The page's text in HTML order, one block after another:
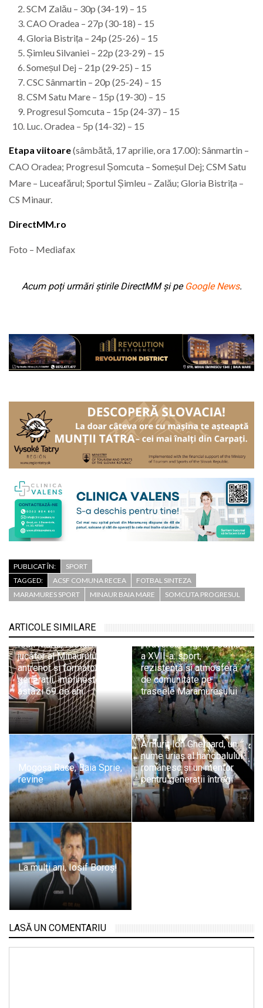
SCM Zalău – 30p (34-19) – 15
CAO Oradea – 27p (30-18) – 15
Gloria Bistrița – 24p (25-26) – 15
Șimleu Silvaniei – 22p (23-29) – 15
Someșul Dej – 21p (29-25) – 15
CSC Sânmartin – 20p (25-24) – 15
CSM Satu Mare – 15p (19-30) – 15
Progresul Șomcuta – 15p (24-37) – 15
Luc. Oradea – 5p (14-32) – 15
Etapa viitoare(sâmbătă, 17 aprilie, ora 17.00): Sânmartin –
CAO Oradea; Progresul Șomcuta – Someșul Dej; CSM Satu
Mare – Luceafărul; Sportul Șimleu – Zalău; Gloria Bistrița –
CS Minaur.
DirectMM.ro
Foto – Mediafax
Acum poți urmări știrile DirectMM și pe Google News.
PUBLICAT ÎN:
SPORT
TAGGED:
ACSF COMUNA RECEA
FOTBAL SINTEZA
MARAMURES SPORT
MINAUR BAIA MARE SOMCUTA PROGRESUL
ARTICOLE SIMILARE
Ioan Marta, fostul mare
jucător al Minaurului,
antrenor și formator de
generații, împlinește
astăzi 69 de ani
Crosul montan
„Traversare Igniș”, ediția
a XVII-a: sport,
rezistență și atmosferă
de comunitate pe
traseele Maramureșului
Mogoșa Race, Baia Sprie,
revine
A murit Ion Gherhard, un
nume uriaș al handbalului
românesc și un mentor
pentru generații întregi
La mulți ani, Iosif Boroș!
LASĂ UN COMENTARIU